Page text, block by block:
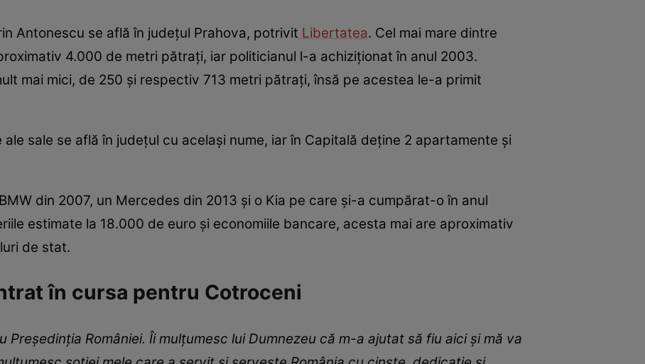
Antonescu se află în județul Prahova, potrivit Libertatea. Cel mai mare dintre
4.000 de metri pătrați, iar politicianul l-a achiziționat în anul 2003.
mai mici, de 250 și respectiv 713 metri pătrați, însă pe acestea le-a primit
sale se află în județul cu același nume, iar în Capitală deține 2 apartamente și
din 2007, un Mercedes din 2013 și o Kia pe care și-a cumpărat-o în anul
estimate la 18.000 de euro și economiile bancare, acesta mai are aproximativ
de stat.
în cursa pentru Cotroceni
Preşedinţia României. Îi mulţumesc lui Dumnezeu că m-a ajutat să fiu aici şi mă va